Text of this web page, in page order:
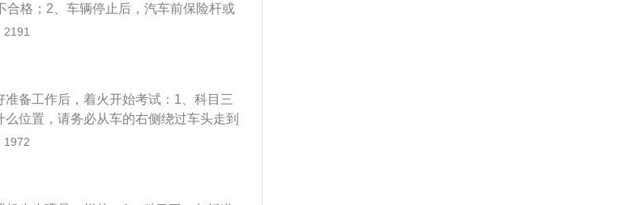
格；2、车辆停止后，汽车前保险杆或
超出50厘米，扣20分；3、车辆停止
2191
备工作后，着火开始考试：1、科目三
位置，请务必从车的右侧绕过车头走到
碍，再观察车后方是否有来车，确保安
微笑做自我介绍：“考官您好，我是XX
对待考官要尽量的和善，避免在科目三考
1972